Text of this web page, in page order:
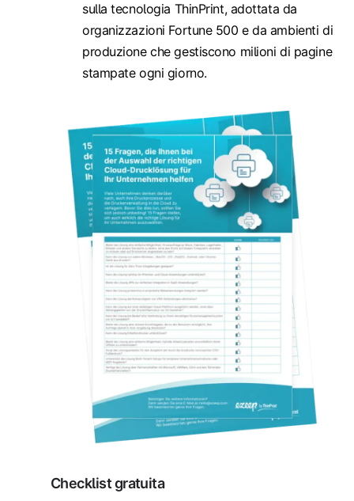
sulla tecnologia ThinPrint, adottata da
organizzazioni Fortune 500 e da ambienti di
produzione che gestiscono milioni di pagine
stampate ogni giorno.
Checklist gratuita